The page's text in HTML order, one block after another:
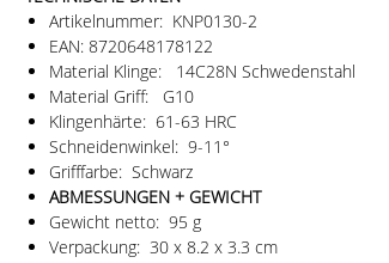
Artikelnummer: KNP0130-2
EAN: 8720648178122
Material Klinge: 14C28N Schwedenstahl
Material Griff: G10
Klingenhärte: 61-63 HRC
Schneidenwinkel: 9-11°
Grifffarbe: Schwarz
ABMESSUNGEN + GEWICHT
Gewicht netto: 95 g
Verpackung: 30 x 8.2 x 3.3 cm